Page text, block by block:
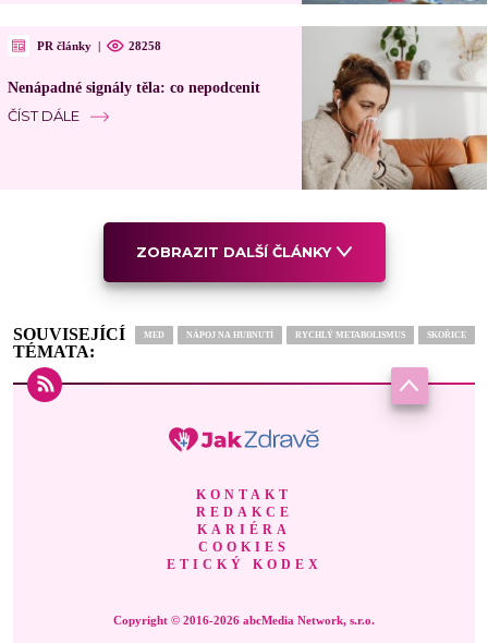
PR články | 28258
Nenápadné signály těla: co nepodcenit
ČÍST DÁLE
ZOBRAZIT DALŠÍ ČLÁNKY
SOUVISEJÍCÍ
TÉMATA:
MED NÁPOJ NA HUBNUTÍ RYCHLÝ METABOLISMUS SKOŘICE
KONTAKT
REDAKCE
KARIÉRA
COOKIES
ETICKÝ KODEX
Copyright © 2016-2026 abcMedia Network, s.r.o.